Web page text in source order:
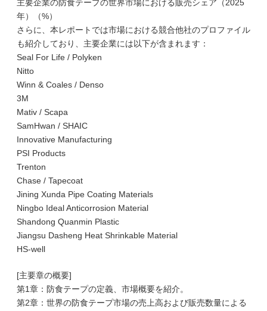
主要企業の防食テープの世界市場における販売シェア（2025
年）（%）
さらに、本レポートでは市場における競合他社のプロファイル
も紹介しており、主要企業には以下が含まれます：
Seal For Life / Polyken
Nitto
Winn & Coales / Denso
3M
Mativ / Scapa
SamHwan / SHAIC
Innovative Manufacturing
PSI Products
Trenton
Chase / Tapecoat
Jining Xunda Pipe Coating Materials
Ningbo Ideal Anticorrosion Material
Shandong Quanmin Plastic
Jiangsu Dasheng Heat Shrinkable Material
HS-well
[主要章の概要]
第1章：防食テープの定義、市場概要を紹介。
第2章：世界の防食テープ市場の売上高および販売数量による